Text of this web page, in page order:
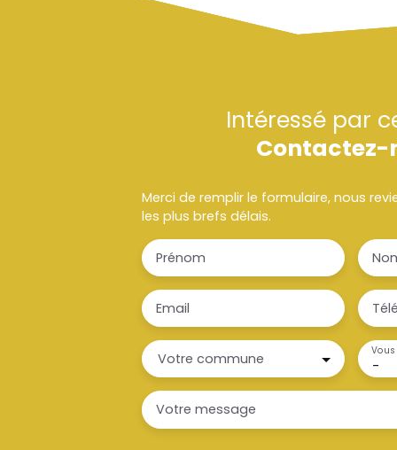
Intéressé par
Contactez-
Merci de remplir le formulaire, nous
les plus brefs délais.
Prénom
Email
Votre commune -
Vous
Votre message